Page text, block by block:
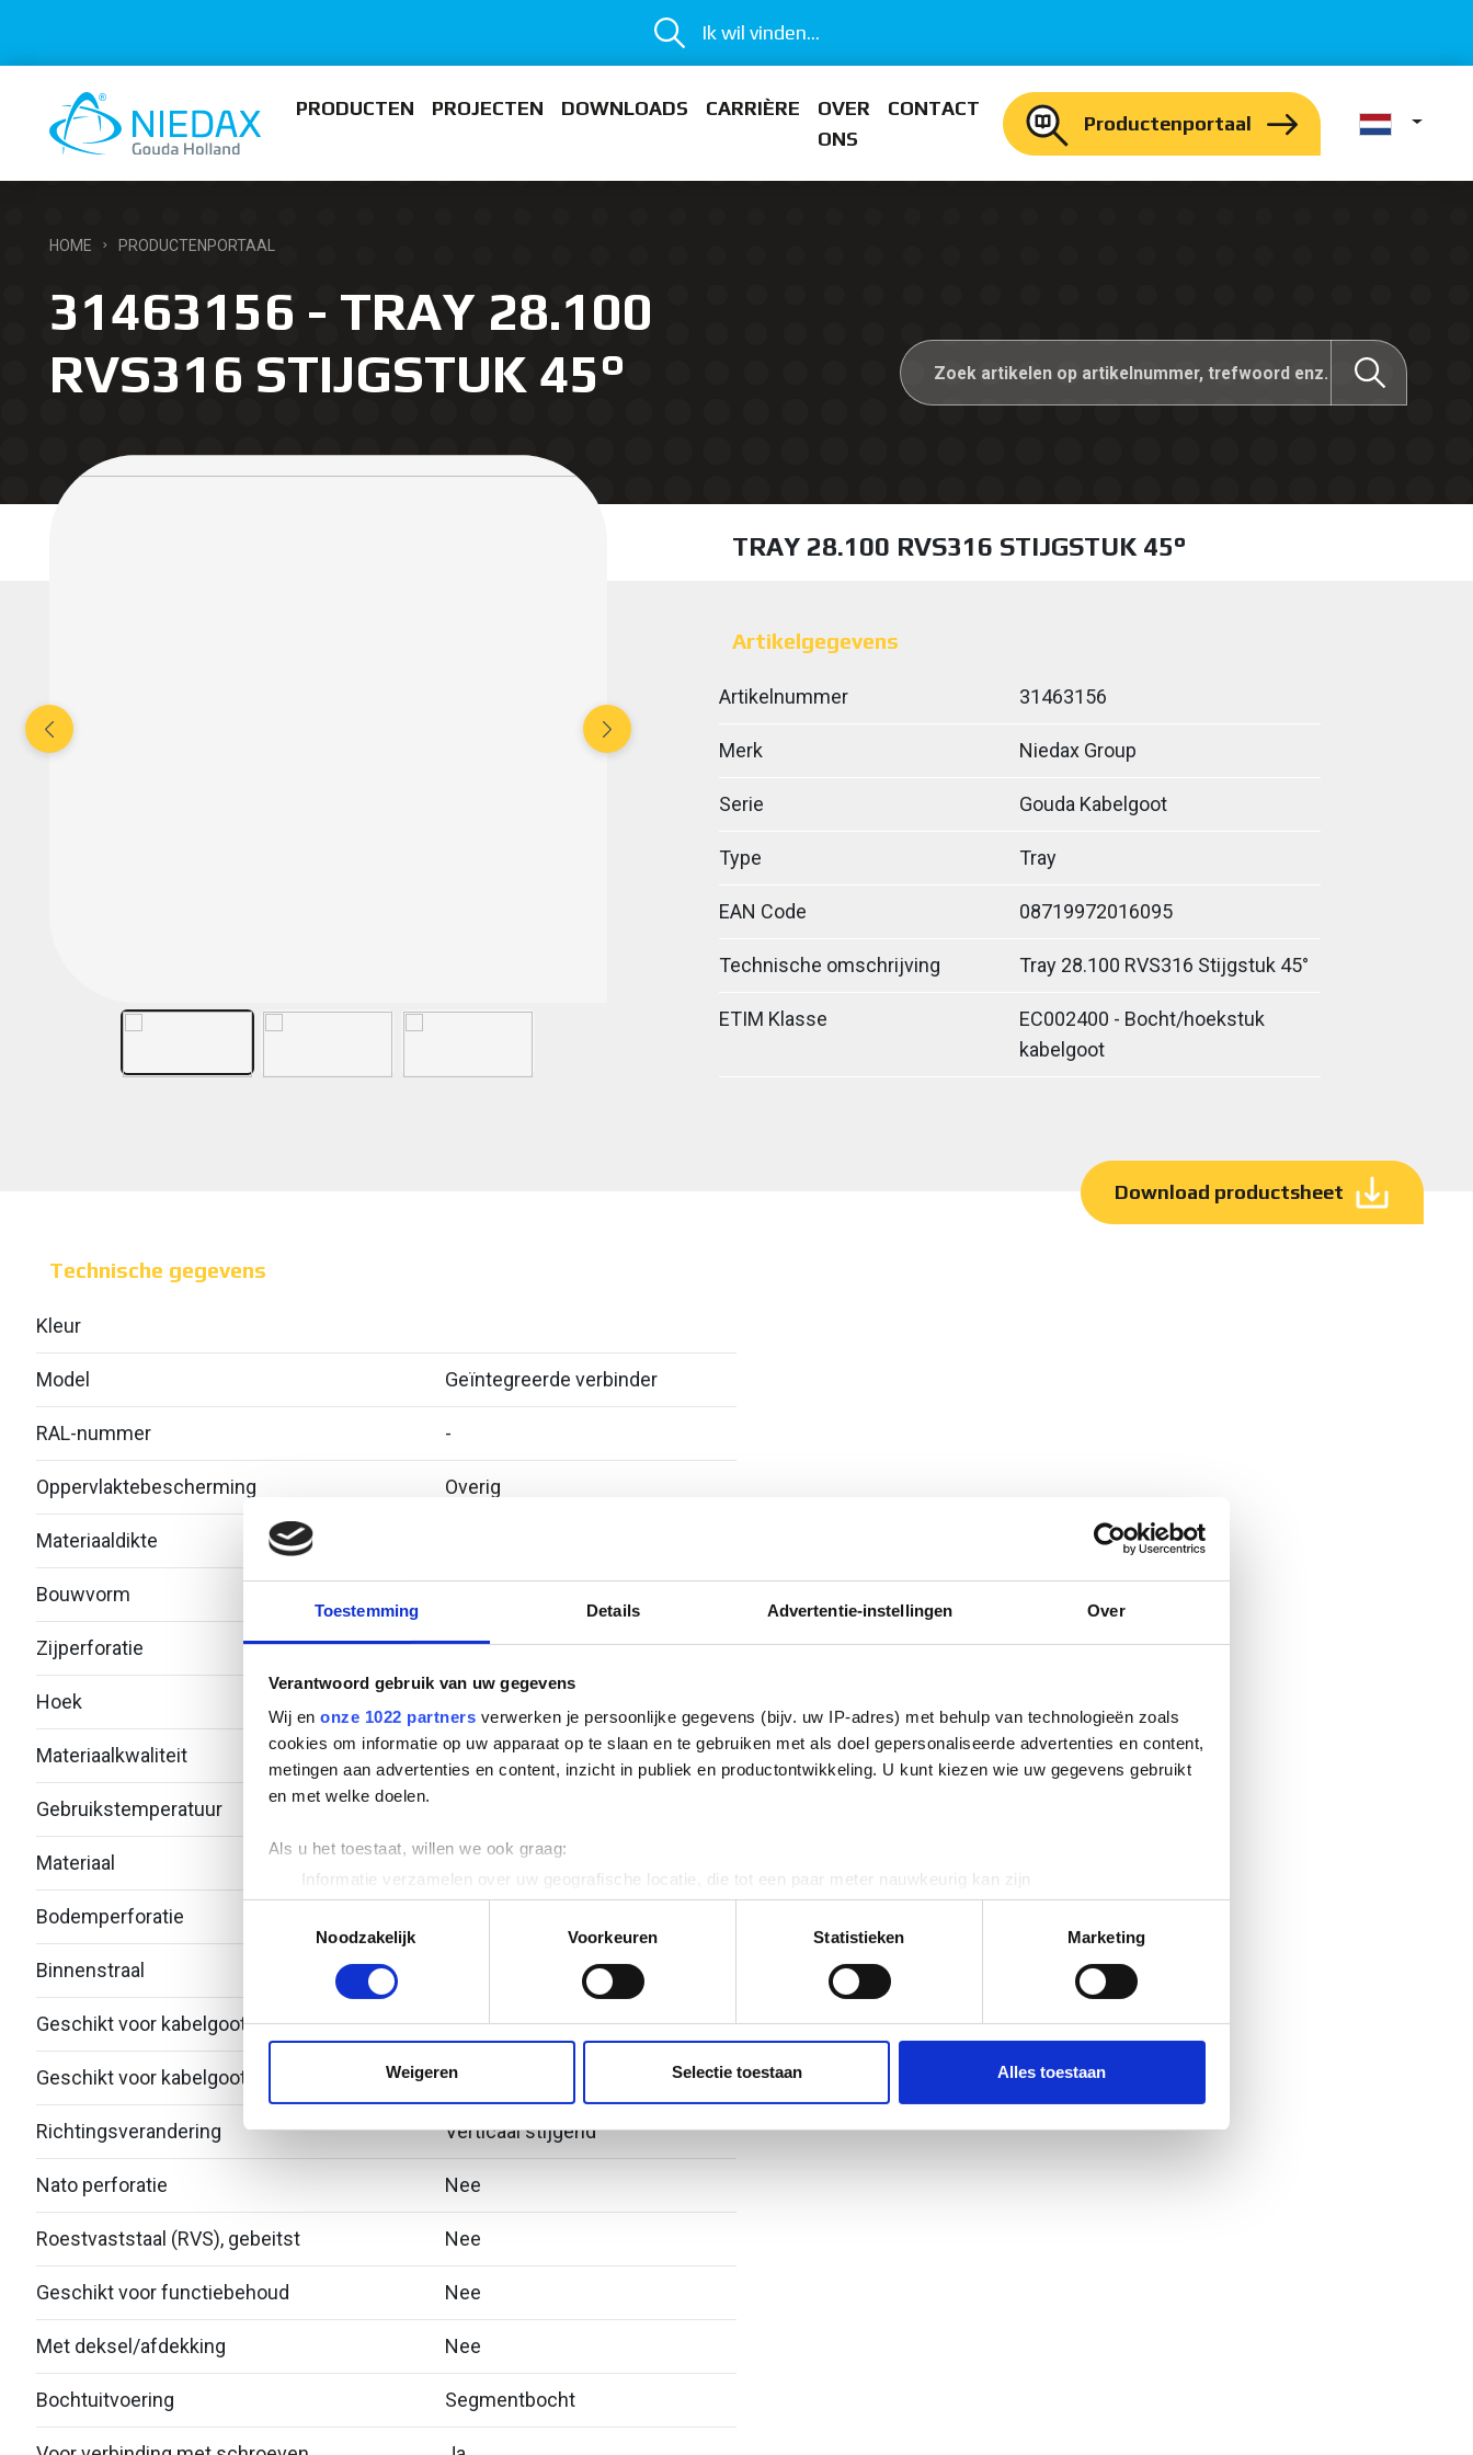
Toestemming Details Advertentie-instellingen Over
Verantwoord gebruik van uw gegevens
Wij en onze 1022 partners verwerken je persoonlijke gegevens (bijv. uw IP-adres) met behulp van technologieën zoals
cookies om informatie op uw apparaat op te slaan en te gebruiken met als doel gepersonaliseerde advertenties en content,
metingen aan advertenties en content, inzicht in publiek en productontwikkeling. U kunt kiezen wie uw gegevens gebruikt
en met welke doelen.
Als u het toestaat, willen we ook graag:
Informatie verzamelen over uw geografische locatie, die tot een paar meter nauwkeurig kan zijn
Uw apparaat identificeren door het actief te scannen op specifieke eigenschappen (fingerprinting)
Lees meer over hoe uw persoonlijke gegevens worden verwerkt en stel uw voorkeuren in het
detailgedeeltein. U kunt uw
toestemming op elk moment wijzigen of intrekken in de Cookieverklaring.
websiteverkeer te analyseren. Ook delen we informatie over uw gebruik van onze site met onze partners voor social
media, adverteren en analyse. Deze partners kunnen deze gegevens combineren met andere informatie die u aan ze heeft
Noodzakelijk
Voorkeuren Statistieken Marketing
Weigeren Selectie toestaan Alles toestaan
Ik wil vinden...
PRODUCTEN PROJECTEN DOWNLOADS CARRIÈRE
OVER
ONS
CONTACT
Productenportaal
HOME PRODUCTENPORTAAL
31463156 - TRAY 28.100
RVS316 STIJGSTUK 45°
TRAY 28.100 RVS316 STIJGSTUK 45°
Artikelgegevens
Artikelnummer 31463156
Merk Niedax Group
Serie Gouda Kabelgoot
Type Tray
EAN Code 08719972016095
Technische omschrijving Tray 28.100 RVS316 Stijgstuk 45°
ETIM Klasse
EC002400 - Bocht/hoekstuk
kabelgoot
Download productsheet
Technische gegevens
Kleur
Model Geïntegreerde verbinder
RAL-nummer -
Oppervlaktebescherming Overig
Materiaaldikte
Bouwvorm
Zijperforatie Nee
Hoek
Materiaalkwaliteit
Gebruikstemperatuur
Materiaal Roestvaststaal (RVS)
Bodemperforatie
Binnenstraal
Geschikt voor kabelgootbreedte 100
Geschikt voor kabelgoothoogte 28
Richtingsverandering Verticaal stijgend
Nato perforatie Nee
Roestvaststaal (RVS), gebeitst Nee
Geschikt voor functiebehoud Nee
Met deksel/afdekking Nee
Bochtuitvoering Segmentbocht